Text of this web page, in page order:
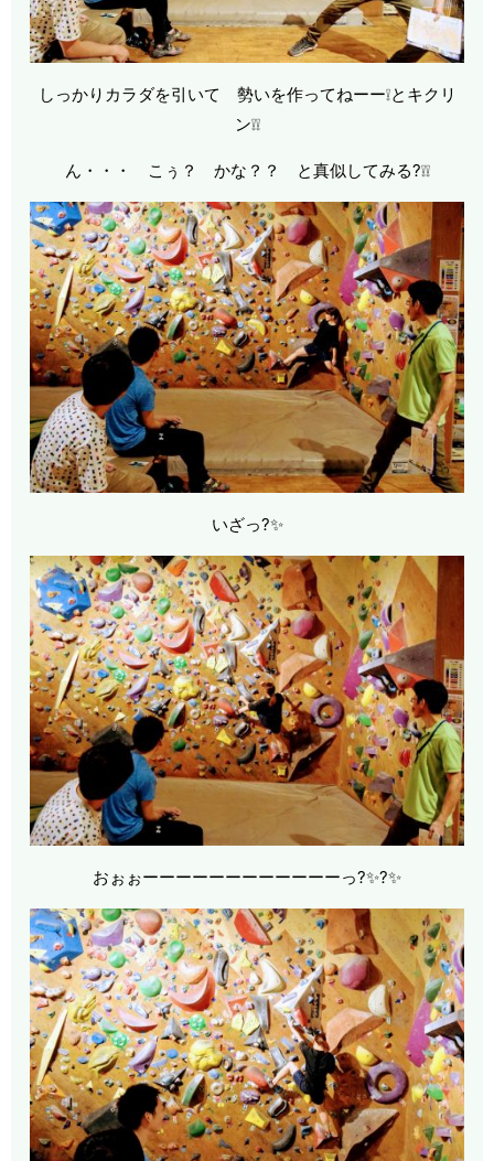
しっかりカラダを引いて 勢いを作ってねーー❕とキクリ
ン❕❕
ん・・・ こぅ？ かな？？ と真似してみる?❕❕
いざっ?✨
おぉぉーーーーーーーーーーーーっ?✨?✨